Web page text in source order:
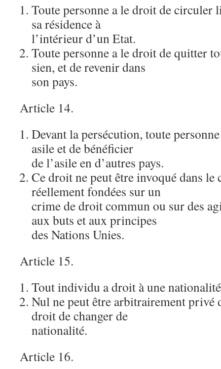
Toute personne a le droit de circuler
sa résidence à
l’intérieur d’un Etat.
Toute personne a le droit de quitter
sien, et de revenir dans
son pays.
Article 14.
Devant la persécution, toute
asile et de bénéficier
de l’asile en d’autres pays.
Ce droit ne peut être invoqué dans le
réellement fondées sur un
crime de droit commun ou sur des
aux buts et aux principes
des Nations Unies.
Article 15.
Tout individu a droit à une
Nul ne peut être arbitrairement privé
droit de changer de
nationalité.
Article 16.